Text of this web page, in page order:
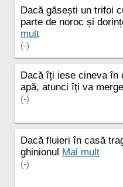
Dacă găsești un trifoi
parte de noroc și
mult
(-)
Dacă îți iese cineva în
apă, atunci îți va
(-)
Dacă fluieri în casă
ghinionul Mai mult
(-)